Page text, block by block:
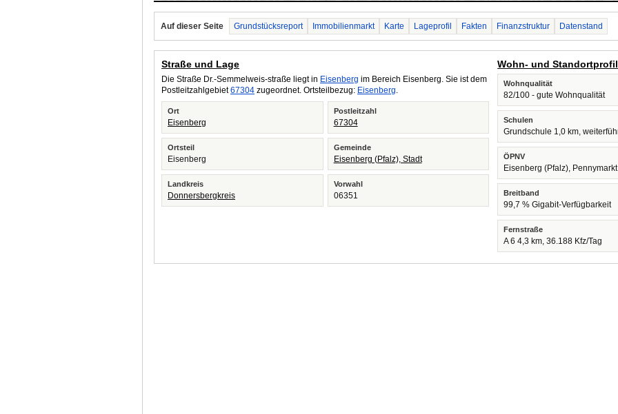
Auf dieser Seite Grundstücksreport Immobilienmarkt Karte Lageprofil Fakten Finanzstruktur Datenstand
Straße und Lage
Die Straße Dr.-Semmelweis-straße liegt in Eisenberg im Bereich Eisenberg. Sie ist dem
Postleitzahlgebiet67304 zugeordnet. Ortsteilbezug: Eisenberg.
Ort
Eisenberg
Postleitzahl
67304
Ortsteil
Eisenberg
Gemeinde
Eisenberg (Pfalz), Stadt
Landkreis
Donnersbergkreis
Vorwahl
06351
Wohn- und Standortprofil
Wohnqualität
82/100 - gute Wohnqualität
Schulen
Grundschule 1,0 km,
ÖPNV
Eisenberg (Pfalz),
Breitband
99,7 % Gigabit-Verfügbarkeit
Fernstraße
A 6 4,3 km, 36.188 Kfz/Tag